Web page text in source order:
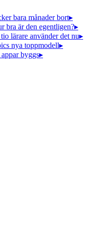
bara månader bort▸
bra är den egentligen?▸
lärare använder det nu▸
nya toppmodell▸
byggs▸